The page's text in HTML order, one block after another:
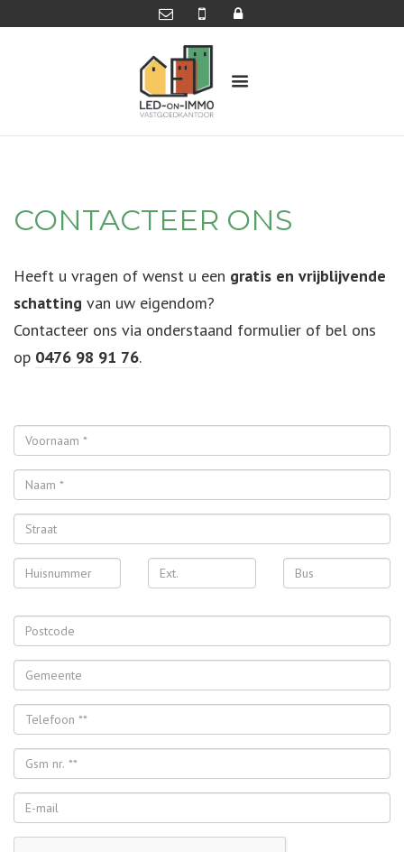
CONTACTEER ONS
Heeft u vragen of wenst u een gratis en vrijblijvende
schatting van uw eigendom?
Contacteer ons via onderstaand formulier of bel ons
op 0476 98 91 76.